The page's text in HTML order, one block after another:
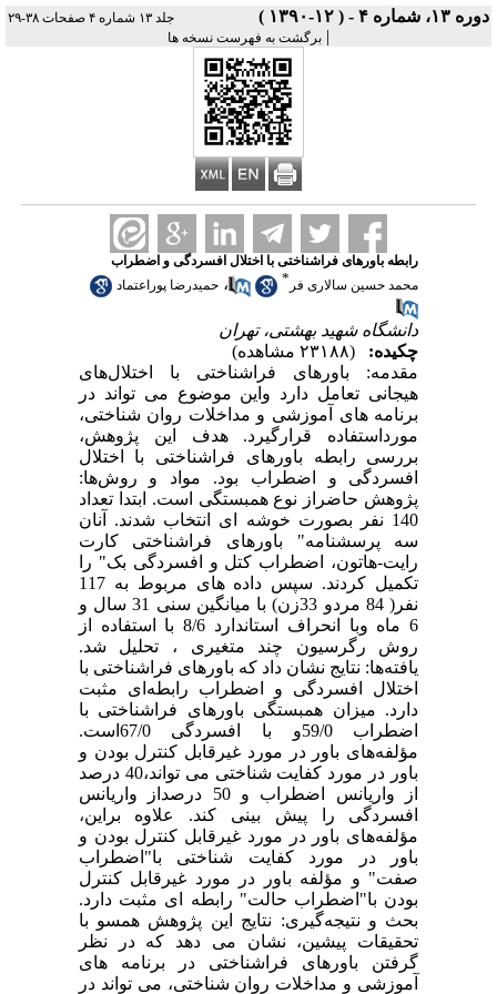
دوره ۱۳، شماره ۴ - ( ۱۲-۱۳۹۰ ) جلد ۱۳ شماره ۴ صفحات ۳۸-۲۹
| برگشت به فهرست نسخه ها
رابطه باورهای فراشناختی با اختلال افسردگی و اضطراب
محمد حسین سالاری فر * ، حمیدرضا پوراعتماد
دانشگاه شهید بهشتی، تهران
چکیده:
(۲۳۱۸۸ مشاهده)
مقدمه: باورهای فراشناختی با اختلال‌های
هیجانی تعامل دارد واین موضوع می تواند در
برنامه های آموزشی و مداخلات روان شناختی،
مورداستفاده قرارگیرد. هدف این پژوهش،
بررسی رابطه باورهای فراشناختی با اختلال
افسردگی و اضطراب بود. مواد و روش‌ها:
پژوهش حاضراز نوع همبستگی است. ابتدا تعداد
140 نفر بصورت خوشه ای انتخاب شدند. آنان
سه پرسشنامه‌" باورهای فراشناختی کارت
رایت-هاتون، اضطراب کتل و افسردگی بک" را
تکمیل کردند. سپس داده های مربوط به 117
نفر( 84 مردو 33زن) با میانگین سنی 31 سال و
6 ماه وبا انحراف استاندارد 8/6 با استفاده از
روش رگرسیون چند متغیری ، تحلیل شد.
یافته‌ها: نتایج نشان داد که باورهای فراشناختی با
اختلال افسردگی و اضطراب رابطه‌ای‌ مثبت
دارد. میزان همبستگی باورهای فراشناختی با
اضطراب 59/0و با افسردگی 67/0است.
مؤلفه‌های باور در مورد غیرقابل کنترل بودن و
باور در مورد کفایت شناختی می تواند،40 درصد
از واریانس اضطراب و 50 درصداز واریانس
افسردگی را پیش بینی کند. علاوه براین،
مؤلفه‌های باور در مورد غیرقابل کنترل بودن و
باور در مورد کفایت شناختی با"اضطراب
صفت" و مؤلفه باور در مورد غیرقابل کنترل
بودن با"اضطراب حالت" رابطه ای مثبت دارد.
بحث و نتیجه‌گیری: نتایج این پژوهش همسو با
تحقیقات پیشین، نشان می دهد که در نظر
گرفتن باورهای فراشناختی در برنامه های
آموزشی و مداخلات روان شناختی، می تواند در